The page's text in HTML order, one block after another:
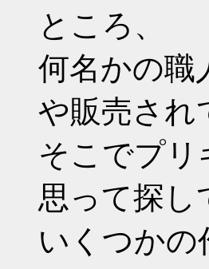
ところ、
何名かの職
や販売され
そこでプ
思って探し
いくつかの